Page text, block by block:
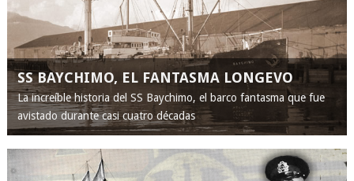
SS BAYCHIMO, EL FANTASMA LONGEVO
La increíble historia del SS Baychimo, el barco fantasma que fue
avistado durante casi cuatro décadas